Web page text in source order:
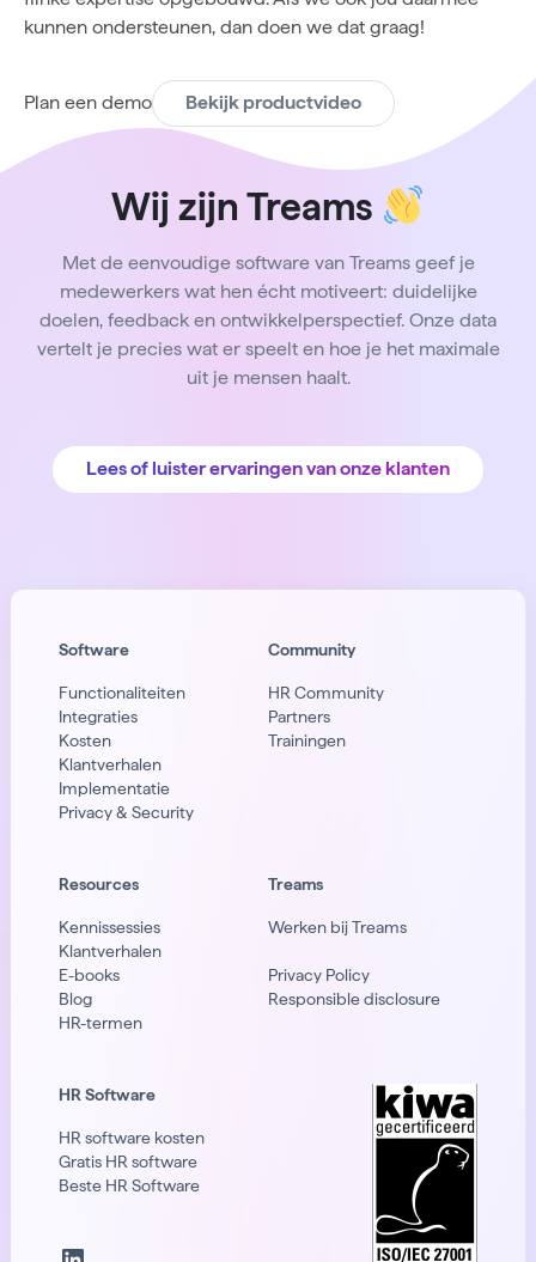
kunnen ondersteunen, dan doen we dat graag!
Plan een demo Bekijk productvideo
Wij zijn Treams
Met de eenvoudige software van Treams geef je
medewerkers wat hen écht motiveert: duidelijke
doelen, feedback en ontwikkelperspectief. Onze data
vertelt je precies wat er speelt en hoe je het maximale
uit je mensen haalt.
Lees of luister ervaringen van onze klanten
Software
Functionaliteiten
Integraties
Kosten
Klantverhalen
Implementatie
Privacy & Security
Community
HR Community
Partners
Trainingen
Resources
Kennissessies
Klantverhalen
E-books
Blog
HR-termen
Treams
Werken bij Treams
Privacy Policy
Responsible disclosure
HR Software
HR software kosten
Gratis HR software
Beste HR Software